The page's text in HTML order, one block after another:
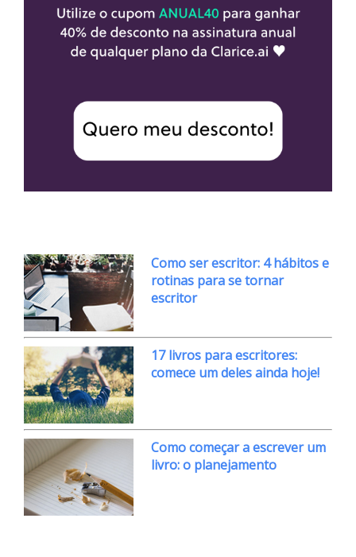
Como ser escritor: 4 hábitos e
rotinas para se tornar
escritor
17 livros para escritores:
comece um deles ainda hoje!
Como começar a escrever um
livro: o planejamento